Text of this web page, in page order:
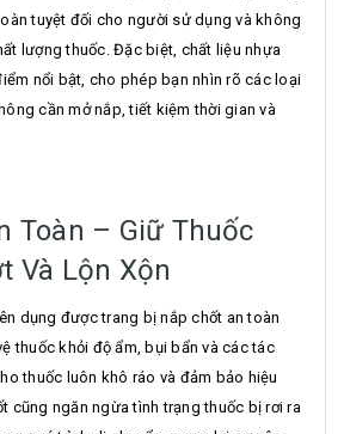
tuyệt đối cho người sử dụng và không
lượng thuốc. Đặc biệt, chất liệu nhựa
nổi bật, cho phép bạn nhìn rõ các loại
cần mở nắp, tiết kiệm thời gian và
Toàn – Giữ Thuốc
Và Lộn Xộn
dụng được trang bị nắp chốt an toàn
thuốc khỏi độ ẩm, bụi bẩn và các tác
thuốc luôn khô ráo và đảm bảo hiệu
cũng ngăn ngừa tình trạng thuốc bị rơi ra